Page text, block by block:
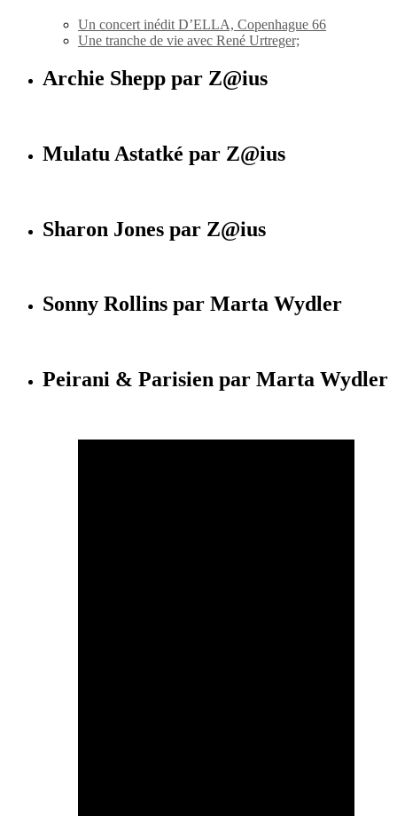
Un concert inédit D’ELLA, Copenhague 66
Une tranche de vie avec René Urtreger;
Archie Shepp par Z@ius
Mulatu Astatké par Z@ius
Sharon Jones par Z@ius
Sonny Rollins par Marta Wydler
Peirani & Parisien par Marta Wydler